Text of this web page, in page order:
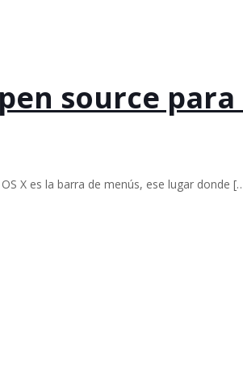
source para
X es la barra de menús, ese lugar donde